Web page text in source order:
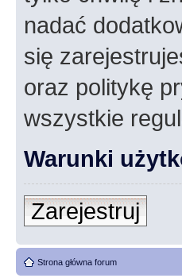
nadać
się
oraz politykę
wszystkie
Warunki
Zarejestruj
Strona główna forum